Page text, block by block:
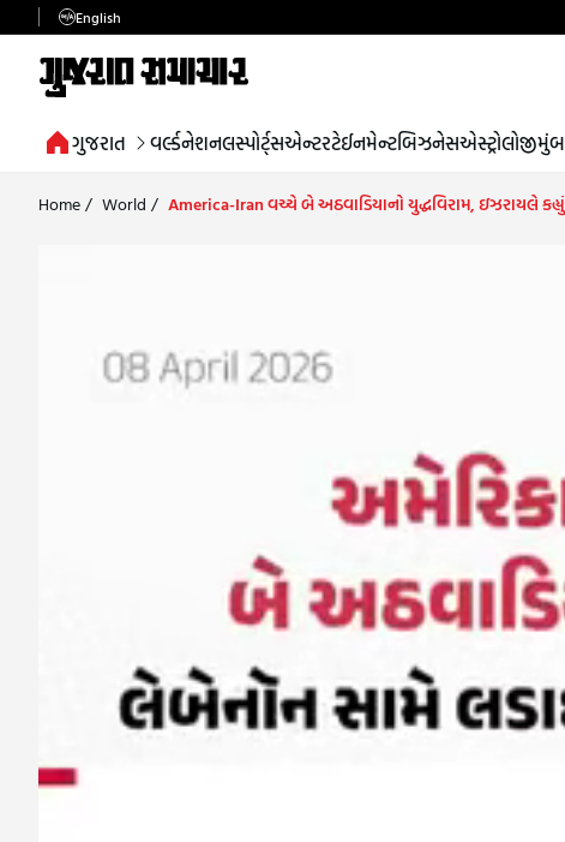
English
ગુજરાત વર્લ્ડનેશનલસ્પોર્ટ્સએન્ટરટેઈનમેન્ટબિઝનેસએસ્ટ્રોલોજી
Home/ World / America-Iran વચ્ચે બે અઠવાડિયાનો યુદ્ધવિરામ, ઇઝરાયલે